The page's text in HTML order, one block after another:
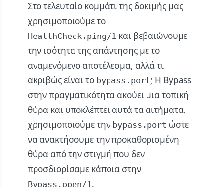
Στο τελευταίο κομμάτι της δοκιμής μας
χρησιμοποιούμε το
HealthCheck.ping/1 και βεβαιώνουμε
την ισότητα της απάντησης με το
αναμενόμενο αποτέλεσμα, αλλά τι
ακριβώς είναι το bypass.port; Η Bypass
στην πραγματικότητα ακούει μια τοπική
θύρα και υποκλέπτει αυτά τα αιτήματα,
χρησιμοποιούμε την bypass.port ώστε
να ανακτήσουμε την προκαθορισμένη
θύρα από την στιγμή που δεν
προσδιορίσαμε κάποια στην
Bypass.open/1.